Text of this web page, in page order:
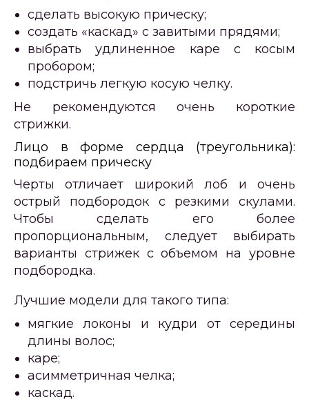
сделать высокую прическу;
создать «каскад» с завитыми прядями;
выбрать удлиненное каре с косым
пробором;
подстричь легкую косую челку.
Не рекомендуются очень короткие
стрижки.
Лицо в форме сердца (треугольника):
подбираем прическу
Черты отличает широкий лоб и очень
острый подбородок с резкими скулами.
Чтобы сделать его более
пропорциональным, следует выбирать
варианты стрижек с объемом на уровне
подбородка.
Лучшие модели для такого типа:
мягкие локоны и кудри от середины
длины волос;
каре;
асимметричная челка;
каскад.